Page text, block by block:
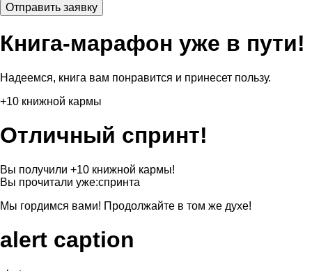
Книга-марафон уже в пути!
Надеемся, книга вам понравится и принесет пользу.
+10 книжной кармы
Отличный спринт!
Вы получили +10 книжной кармы!
Вы прочитали уже:спринта
Мы гордимся вами! Продолжайте в том же духе!
alert caption